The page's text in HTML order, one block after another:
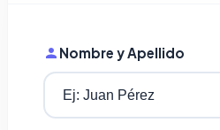
Nombre y Apellido